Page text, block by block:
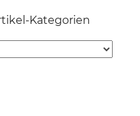
Kategorien